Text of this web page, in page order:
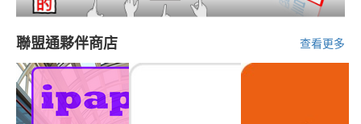
聯盟通夥伴商店 查看更多